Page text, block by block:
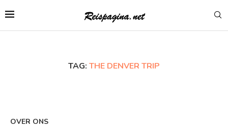
TAG: THE DENVER TRIP
OVER ONS